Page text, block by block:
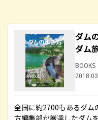
ダム
ダム
BOOKS
全国に約2700もあるダム
方編集部が厳選したダム